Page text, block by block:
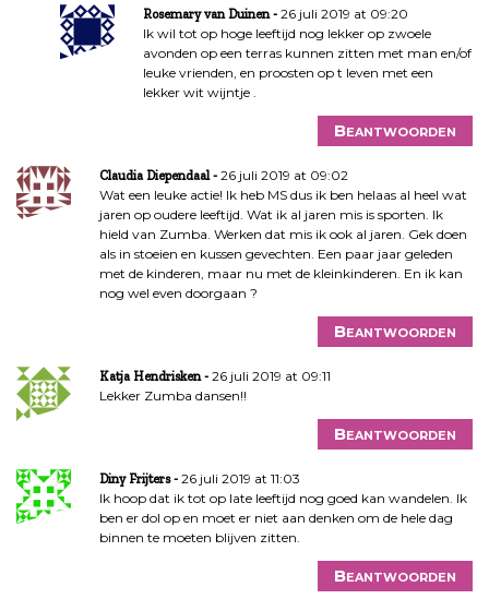
Rosemary van Duinen
26 juli 2019 at 09:20
Ik wil tot op hoge leeftijd nog lekker op zwoele
avonden op een terras kunnen zitten met man en/of
leuke vrienden, en proosten op t leven met een
lekker wit wijntje .
Beantwoorden
Claudia Diependaal
26 juli 2019 at 09:02
Wat een leuke actie! Ik heb MS dus ik ben helaas al heel wat
jaren op oudere leeftijd. Wat ik al jaren mis is sporten. Ik
hield van Zumba. Werken dat mis ik ook al jaren. Gek doen
als in stoeien en kussen gevechten. Een paar jaar geleden
met de kinderen, maar nu met de kleinkinderen. En ik kan
nog wel even doorgaan ?
Beantwoorden
Katja Hendrisken
26 juli 2019 at 09:11
Lekker Zumba dansen!!
Beantwoorden
Diny Frijters
26 juli 2019 at 11:03
Ik hoop dat ik tot op late leeftijd nog goed kan wandelen. Ik
ben er dol op en moet er niet aan denken om de hele dag
binnen te moeten blijven zitten.
Beantwoorden